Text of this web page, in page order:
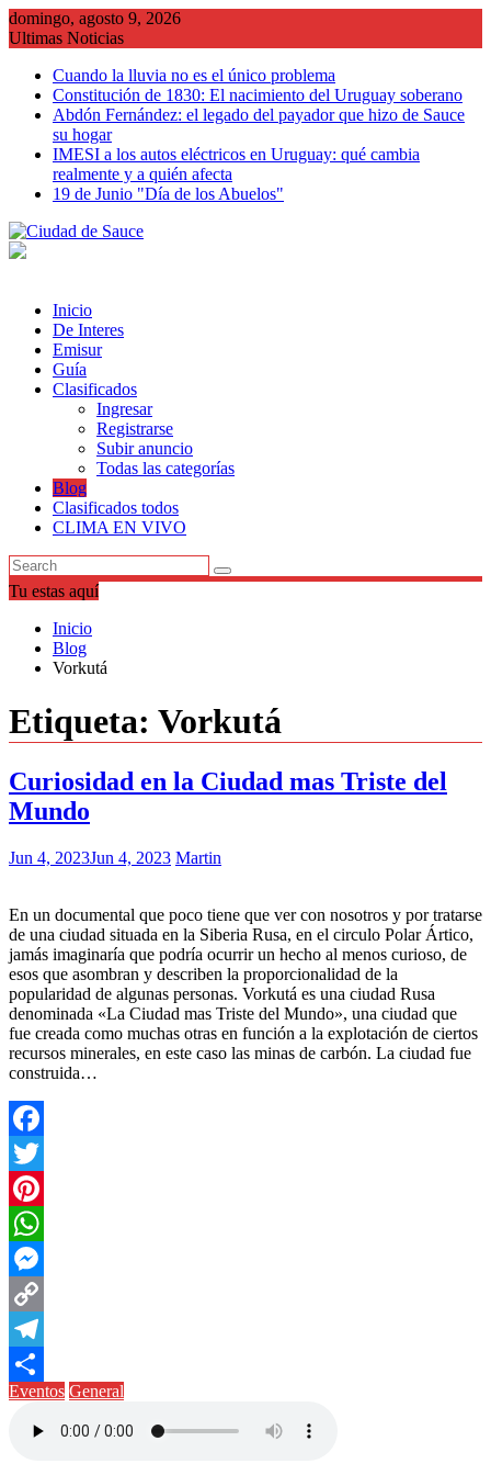
Saltar
al
domingo, agosto 9, 2026
Ultimas Noticias
Cuando la lluvia no es el único problema
Constitución de 1830: El nacimiento del Uruguay soberano
Abdón Fernández: el legado del payador que hizo de Sauce
su hogar
IMESI a los autos eléctricos en Uruguay: qué cambia
realmente y a quién afecta
19 de Junio "Día de los Abuelos"
Inicio
De Interes
Emisur
Guía
Clasificados
Ingresar
Registrarse
Subir anuncio
Todas las categorías
Blog
Clasificados todos
CLIMA EN VIVO
Tu estas aquí
Inicio
Blog
Vorkutá
Etiqueta: Vorkutá
Curiosidad en la Ciudad mas Triste del
Mundo
Jun 4, 2023Jun 4, 2023 Martin
En un documental que poco tiene que ver con nosotros y por tratarse
de una ciudad situada en la Siberia Rusa, en el circulo Polar Ártico,
jamás imaginaría que podría ocurrir un hecho al menos curioso, de
esos que asombran y describen la proporcionalidad de la
popularidad de algunas personas. Vorkutá es una ciudad Rusa
denominada «La Ciudad mas Triste del Mundo», una ciudad que
fue creada como muchas otras en función a la explotación de ciertos
recursos minerales, en este caso las minas de carbón. La ciudad fue
construida…
Facebook
Twitter
Pinterest
WhatsApp
Messenger
Copy
Link
Telegram
Compartir
Eventos General